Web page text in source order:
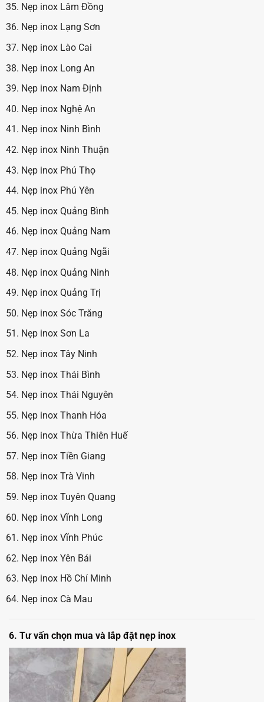
Nẹp inox Lâm Đồng
Nẹp inox Lạng Sơn
Nẹp inox Lào Cai
Nẹp inox Long An
Nẹp inox Nam Định
Nẹp inox Nghệ An
Nẹp inox Ninh Bình
Nẹp inox Ninh Thuận
Nẹp inox Phú Thọ
Nẹp inox Phú Yên
Nẹp inox Quảng Bình
Nẹp inox Quảng Nam
Nẹp inox Quảng Ngãi
Nẹp inox Quảng Ninh
Nẹp inox Quảng Trị
Nẹp inox Sóc Trăng
Nẹp inox Sơn La
Nẹp inox Tây Ninh
Nẹp inox Thái Bình
Nẹp inox Thái Nguyên
Nẹp inox Thanh Hóa
Nẹp inox Thừa Thiên Huế
Nẹp inox Tiền Giang
Nẹp inox Trà Vinh
Nẹp inox Tuyên Quang
Nẹp inox Vĩnh Long
Nẹp inox Vĩnh Phúc
Nẹp inox Yên Bái
Nẹp inox Hồ Chí Minh
Nẹp inox Cà Mau
6. Tư vấn chọn mua và lắp đặt nẹp inox